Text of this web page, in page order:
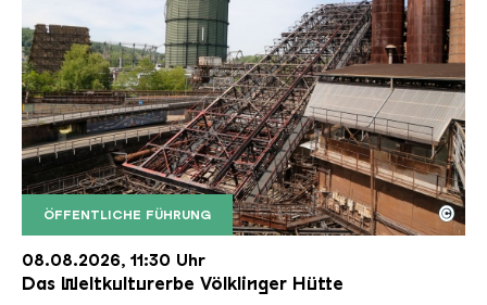
ÖFFENTLICHE FÜHRUNG
Der Erzschrägaufzug der Völklinger Hütte mit
Copyright: Weltkulturerbe Völklinger Hütte | Karl
©
08.08.2026, 11:30 Uhr
Das Weltkulturerbe Völklinger Hütte